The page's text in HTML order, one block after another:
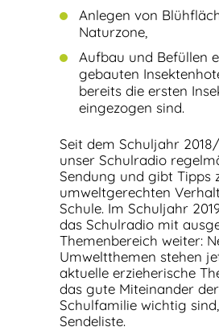
Anlegen von
Naturzone,
Aufbau und Befüllen
gebauten
bereits die ersten
eingezogen sind.
Seit dem Schuljahr
unser Schulradio
Sendung und gibt Tipps
umweltgerechten
Schule. Im Schuljahr
das Schulradio mit
Themenbereich weiter:
Umweltthemen stehen
aktuelle erzieherische
das gute Miteinander
Schulfamilie wichtig
Sendeliste.